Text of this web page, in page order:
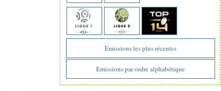
Emissions les plus récentes
Emissions par ordre alphabétique